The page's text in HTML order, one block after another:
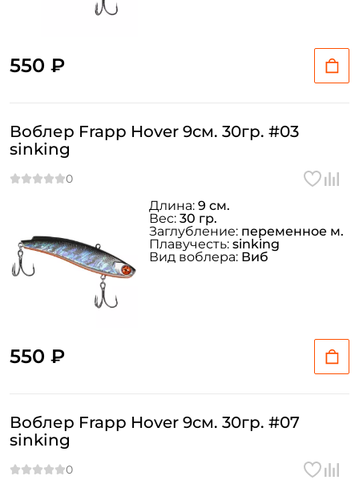
550 ₽
Воблер Frapp Hover 9см. 30гр. #03
sinking
550 ₽
Длина: 9 см.
Вес: 30 гр.
Заглубление: переменное м.
Плавучесть: sinking
Вид воблера: Виб
Воблер Frapp Hover 9см. 30гр. #07
sinking